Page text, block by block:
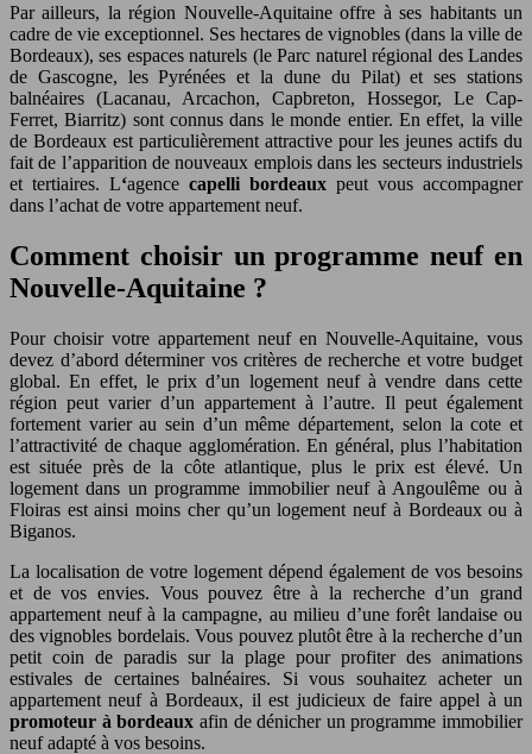
Par ailleurs, la région Nouvelle-Aquitaine offre à ses habitants un
cadre de vie exceptionnel. Ses hectares de vignobles (dans la ville de
Bordeaux), ses espaces naturels (le Parc naturel régional des Landes
de Gascogne, les Pyrénées et la dune du Pilat) et ses stations
balnéaires (Lacanau, Arcachon, Capbreton, Hossegor, Le Cap-
Ferret, Biarritz) sont connus dans le monde entier. En effet, la ville
de Bordeaux est particulièrement attractive pour les jeunes actifs du
fait de l’apparition de nouveaux emplois dans les secteurs industriels
et tertiaires. L‘agence capelli bordeaux peut vous accompagner
dans l’achat de votre appartement neuf.
Comment choisir un programme neuf en
Nouvelle-Aquitaine ?
Pour choisir votre appartement neuf en Nouvelle-Aquitaine, vous
devez d’abord déterminer vos critères de recherche et votre budget
global. En effet, le prix d’un logement neuf à vendre dans cette
région peut varier d’un appartement à l’autre. Il peut également
fortement varier au sein d’un même département, selon la cote et
l’attractivité de chaque agglomération. En général, plus l’habitation
est située près de la côte atlantique, plus le prix est élevé. Un
logement dans un programme immobilier neuf à Angoulême ou à
Floiras est ainsi moins cher qu’un logement neuf à Bordeaux ou à
Biganos.
La localisation de votre logement dépend également de vos besoins
et de vos envies. Vous pouvez être à la recherche d’un grand
appartement neuf à la campagne, au milieu d’une forêt landaise ou
des vignobles bordelais. Vous pouvez plutôt être à la recherche d’un
petit coin de paradis sur la plage pour profiter des animations
estivales de certaines balnéaires. Si vous souhaitez acheter un
appartement neuf à Bordeaux, il est judicieux de faire appel à un
promoteur à bordeaux afin de dénicher un programme immobilier
neuf adapté à vos besoins.